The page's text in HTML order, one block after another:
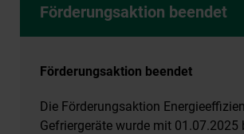
Förderungsaktion beendet
Förderungsaktion beendet
Die Förderungsaktion
Gefriergeräte wurde mit 01.07.2025